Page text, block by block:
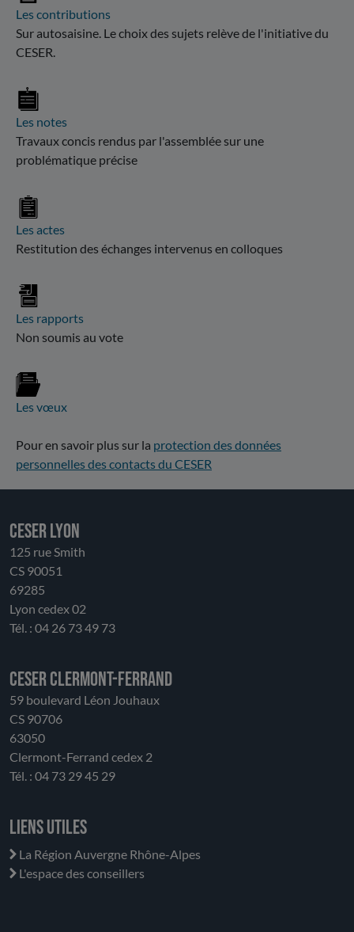
Les contributions
Sur autosaisine. Le choix des sujets relève de l'initiative du
CESER.
Les notes
Travaux concis rendus par l'assemblée sur une
problématique précise
Les actes
Restitution des échanges intervenus en colloques
Les rapports
Non soumis au vote
Les vœux
Pour en savoir plus sur la protection des données
personnelles des contacts du CESER
CESER LYON
125 rue Smith
CS 90051
69285
Lyon cedex 02
Tél. : 04 26 73 49 73
CESER Clermont-Ferrand
59 boulevard Léon Jouhaux
CS 90706
63050
Clermont-Ferrand cedex 2
Tél. : 04 73 29 45 29
Liens utiles
La Région Auvergne Rhône-Alpes
L'espace des conseillers